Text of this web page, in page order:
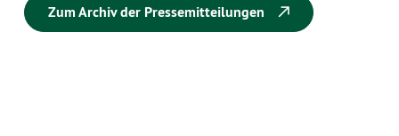
Zum Archiv der Pressemitteilungen